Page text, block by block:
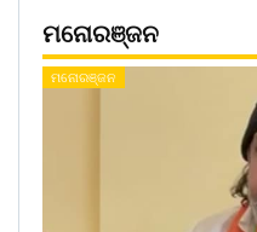
ମନୋରଞ୍ଜନ
ମନୋରଞ୍ଜନ